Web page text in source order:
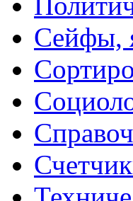
Сейфы,